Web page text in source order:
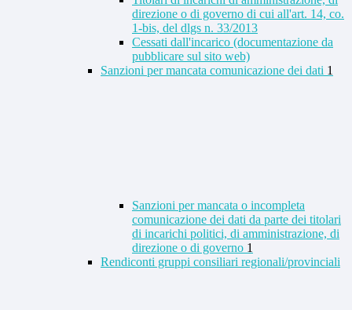
direzione o di governo di cui all'art. 14, co.
1-bis, del dlgs n. 33/2013
Cessati dall'incarico (documentazione da
pubblicare sul sito web)
Sanzioni per mancata comunicazione dei dati 1
Sanzioni per mancata o incompleta
comunicazione dei dati da parte dei titolari
di incarichi politici, di amministrazione, di
direzione o di governo 1
Rendiconti gruppi consiliari regionali/provinciali